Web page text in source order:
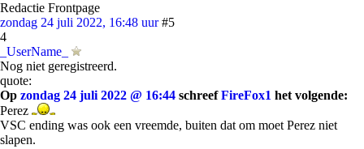
Redactie Frontpage
zondag 24 juli 2022, 16:48 uur #5
4
_UserName_
Nog niet geregistreerd.
quote:
Op zondag 24 juli 2022 @ 16:44 schreefFireFox1 het volgende:
Perez
VSC ending was ook een vreemde, buiten dat om moet Perez niet
slapen.